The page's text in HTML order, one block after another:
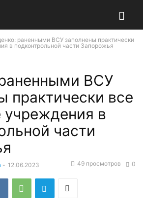
раненными ВСУ заполнены практически
в подконтрольной части Запорожья
ВСУ
практически все
в
части
- 12.06.2023 0
49 просмотров